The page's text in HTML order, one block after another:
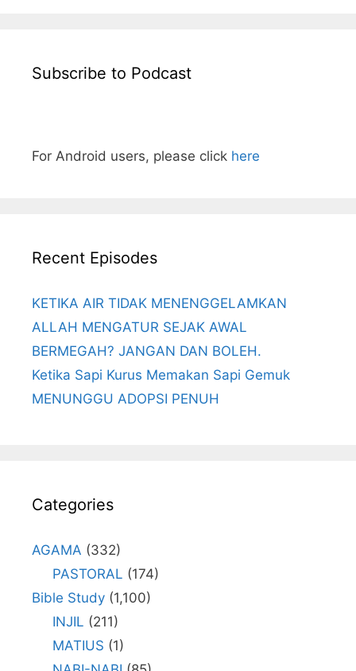
Subscribe to Podcast
For Android users, please click here
Recent Episodes
KETIKA AIR TIDAK MENENGGELAMKAN
ALLAH MENGATUR SEJAK AWAL
BERMEGAH? JANGAN DAN BOLEH.
Ketika Sapi Kurus Memakan Sapi Gemuk
MENUNGGU ADOPSI PENUH
Categories
AGAMA (332)
PASTORAL (174)
Bible Study (1,100)
INJIL (211)
MATIUS (1)